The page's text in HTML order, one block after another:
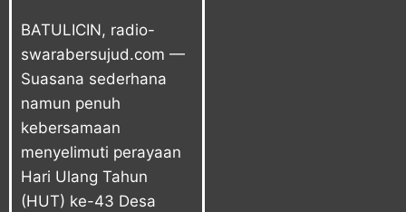
BATULICIN, radio-
swarabersujud.com —
Suasana sederhana
namun penuh
kebersamaan
menyelimuti perayaan
Hari Ulang Tahun
(HUT) ke-43 Desa